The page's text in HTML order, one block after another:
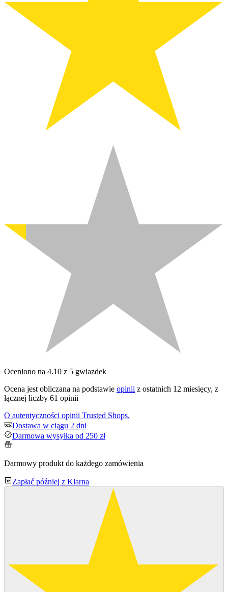
Oceniono na 4.10 z 5 gwiazdek
Ocena jest obliczana na podstawie opinii z ostatnich 12 miesięcy, z
łącznej liczby 61 opinii
O autentyczności opinii Trusted Shops.
Dostawa w ciągu 2 dni
Darmowa wysyłka od 250 zł
Darmowy produkt do każdego zamówienia
Zapłać później z Klarna